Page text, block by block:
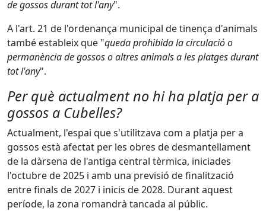
de gossos durant tot l'any".
A l'art. 21 de l'ordenança municipal de tinença d'animals
també estableix que "queda prohibida la circulació o
permanència de gossos o altres animals a les platges durant
tot l'any".
Per què actualment no hi ha platja per a
gossos a Cubelles?
Actualment, l'espai que s'utilitzava com a platja per a
gossos està afectat per les obres de desmantellament
de la dàrsena de l'antiga central tèrmica, iniciades
l'octubre de 2025 i amb una previsió de finalització
entre finals de 2027 i inicis de 2028. Durant aquest
període, la zona romandrà tancada al públic.